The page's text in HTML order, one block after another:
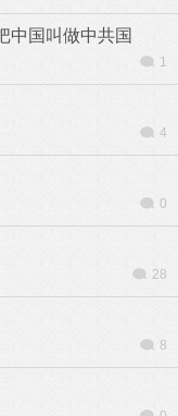
中国叫做中共国
1
4
0
28
8